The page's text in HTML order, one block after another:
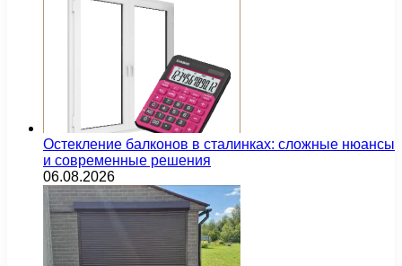
Остекление балконов в сталинках: сложные нюансы
и современные решения
06.08.2026